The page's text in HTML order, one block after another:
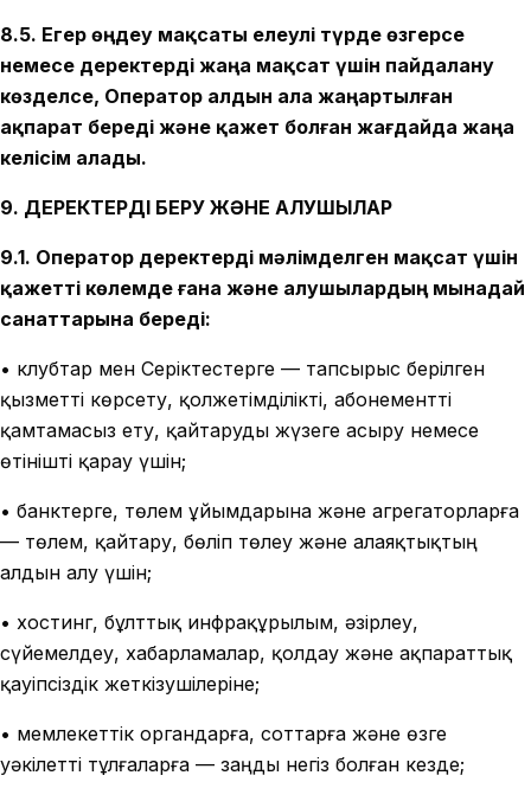
8.5. Егер өңдеу мақсаты елеулі түрде өзгерсе
немесе деректерді жаңа мақсат үшін пайдалану
көзделсе, Оператор алдын ала жаңартылған
ақпарат береді және қажет болған жағдайда жаңа
келісім алады.
9. ДЕРЕКТЕРДІ БЕРУ ЖӘНЕ АЛУШЫЛАР
9.1. Оператор деректерді мәлімделген мақсат үшін
қажетті көлемде ғана және алушылардың мынадай
санаттарына береді:
• клубтар мен Серіктестерге — тапсырыс берілген
қызметті көрсету, қолжетімділікті, абонементті
қамтамасыз ету, қайтаруды жүзеге асыру немесе
өтінішті қарау үшін;
• банктерге, төлем ұйымдарына және агрегаторларға
— төлем, қайтару, бөліп төлеу және алаяқтықтың
алдын алу үшін;
• хостинг, бұлттық инфрақұрылым, әзірлеу,
сүйемелдеу, хабарламалар, қолдау және ақпараттық
қауіпсіздік жеткізушілеріне;
• мемлекеттік органдарға, соттарға және өзге
уәкілетті тұлғаларға — заңды негіз болған кезде;